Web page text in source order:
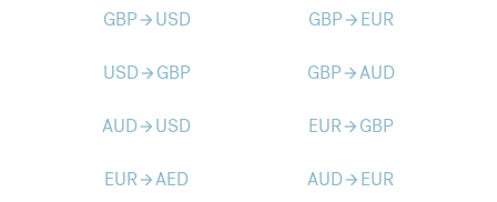
GBParrow_forward USD GBParrow_forward EUR
USDarrow_forward GBP GBParrow_forwardAUD
AUDarrow_forward USD EURarrow_forward GBP
EURarrow_forwardAED AUDarrow_forward EUR